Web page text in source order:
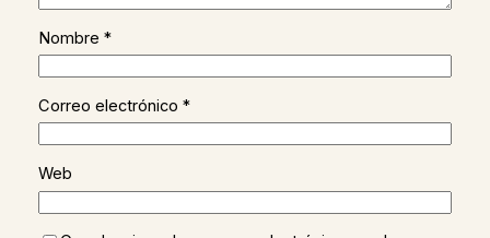
Nombre *
Correo electrónico *
Web